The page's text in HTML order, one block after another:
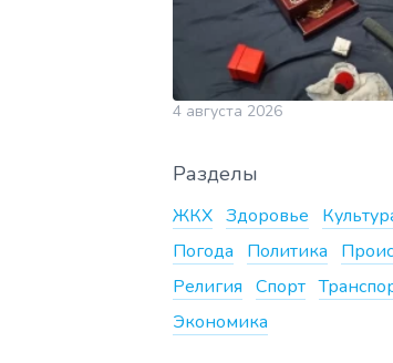
4 августа 2026
Разделы
ЖКХ Здоровье
Погода
Политика
Религия Спорт
Экономика